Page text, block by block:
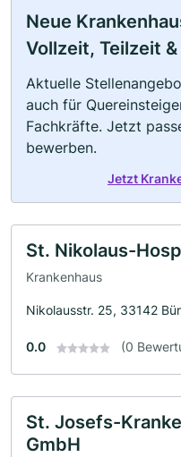
Neue
Vollzeit, Teilzeit
Aktuelle
auch für
Fachkräfte. Jetzt
bewerben.
Jetzt
St. Nikolaus-
Krankenhaus
Nikolausstr. 25, 33142
0.0 (0
St. Josefs-
GmbH